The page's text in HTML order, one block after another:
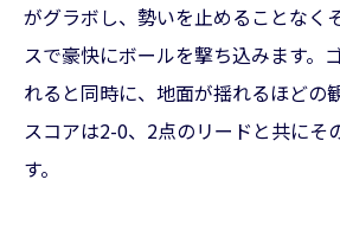
がグラボし、勢いを止めることなく
スで豪快にボールを撃ち込みます。
れると同時に、地面が揺れるほどの
スコアは2-0、2点のリードと共にそ
す。